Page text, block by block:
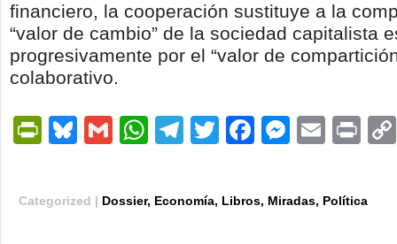
financiero, la cooperación sustituye a la
“valor de cambio” de la sociedad capitalista
progresivamente por el “valor de
colaborativo.
PrintFriendly
Bluesky
GmailWhatsApp
Telegram
TwitterFacebook
Email
Categorized | Dossier, Economía, Libros, Miradas, Política